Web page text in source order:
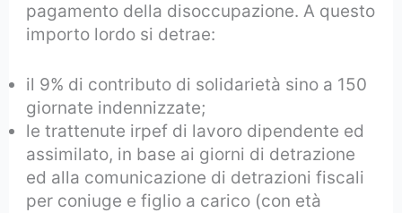
pagamento della disoccupazione. A questo
importo lordo si detrae:
il 9% di contributo di solidarietà sino a 150
giornate indennizzate;
le trattenute irpef di lavoro dipendente ed
assimilato, in base ai giorni di detrazione
ed alla comunicazione di detrazioni fiscali
per coniuge e figlio a carico (con età